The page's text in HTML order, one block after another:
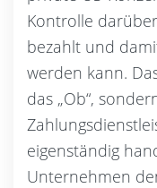
Kontrolle
bezahlt und
werden kann.
das „Ob“,
eigenständig
Unternehmen